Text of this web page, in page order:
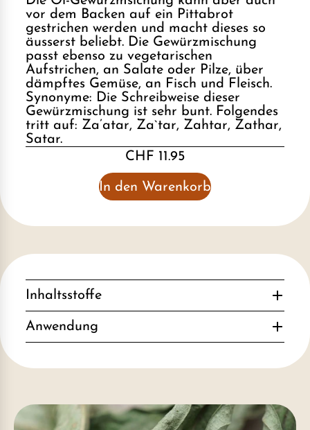
vor dem Backen auf ein Pittabrot
gestrichen werden und macht dieses so
äusserst beliebt. Die Gewürzmischung
passt ebenso zu vegetarischen
Aufstrichen, an Salate oder Pilze, über
dämpftes Gemüse, an Fisch und Fleisch.
Synonyme: Die Schreibweise dieser
Gewürzmischung ist sehr bunt. Folgendes
tritt auf: Za’atar, Za`tar, Zahtar, Zathar,
Satar.
CHF 11.95
In den Warenkorb
Inhaltsstoffe
Anwendung